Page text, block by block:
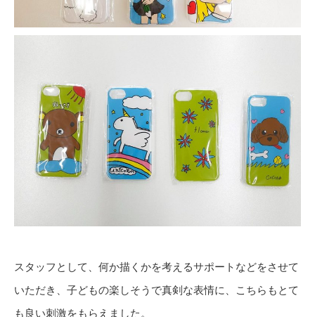
スタッフとして、何か描くかを考えるサポートなどをさせて
いただき、子どもの楽しそうで真剣な表情に、こちらもとて
も良い刺激をもらえました。